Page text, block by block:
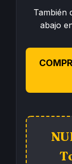
También
abajo